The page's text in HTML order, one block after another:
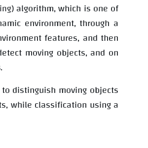
algorithm, which is one of
environment, through a
features, and then
moving objects, and on
distinguish moving objects
while classification using a